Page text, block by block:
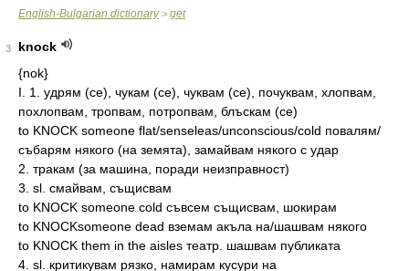
English-Bulgarian dictionary> get
3
knock
{nok}
I. 1. удрям (се), чукам (се), чуквам (се), почуквам, хлопвам,
похлопвам, тропвам, потропвам, блъскам (се)
to KNOCK someone flat/senseleas/unconscious/cold повалям/
събарям някого (на земята), замайвам някого с удар
2. тракам (за машина, поради неизправност)
3. sl. смайвам, същисвам
to KNOCK someone cold съвсем същисвам, шокирам
to KNOCKsomeone dead вземам акъла на/шашвам някого
to KNOCK them in the aisles театр. шашвам публиката
4. sl. критикувам рязко, намирам кусури на